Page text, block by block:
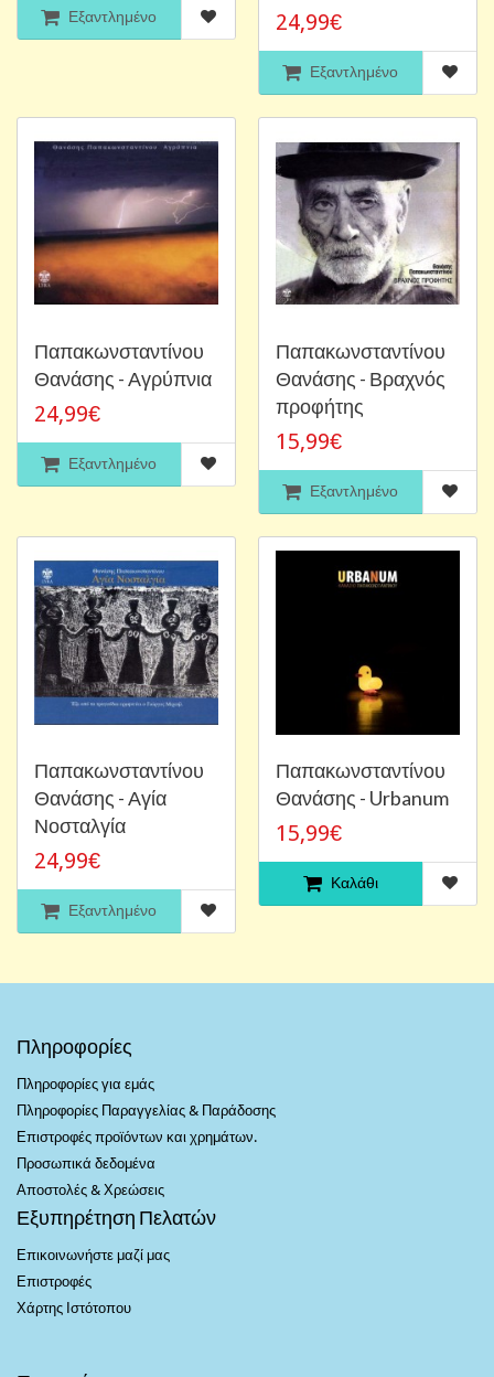
Εξαντλημένο 24,99€
Εξαντλημένο
Παπακωνσταντίνου
Θανάσης - Αγρύπνια
24,99€
Εξαντλημένο
Παπακωνσταντίνου
Θανάσης - Βραχνός
προφήτης
15,99€
Εξαντλημένο
Παπακωνσταντίνου
Θανάσης - Αγία
Νοσταλγία
24,99€
Εξαντλημένο
Παπακωνσταντίνου
Θανάσης - Urbanum
15,99€
Καλάθι
Πληροφορίες
Πληροφορίες για εμάς
Πληροφορίες Παραγγελίας & Παράδοσης
Επιστροφές προϊόντων και χρημάτων.
Προσωπικά δεδομένα
Αποστολές & Χρεώσεις
Εξυπηρέτηση Πελατών
Επικοινωνήστε μαζί μας
Επιστροφές
Χάρτης Ιστότοπου